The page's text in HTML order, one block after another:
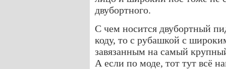
двубортного.
С чем носится двубортный
коду, то с рубашкой с
завязанным на самый
А если по моде, тот тут всё